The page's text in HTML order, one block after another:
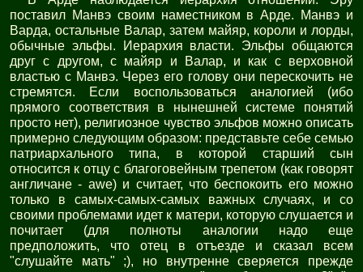
поставил Манвэ своим наместником в Арде. Манвэ и
Варда, остальные Валар, затем майяр, короли и лорды,
обычные эльфы. Иерархия власти. Эльфы общаются
друг с другом, с майяр и Валар, и как с верховной
властью с Манвэ. Через его голову они перескочить не
стремятся. Если воспользоваться аналогией (ибо
прямого соответствия в нынешней системе понятий
просто нет), религиозное чувство эльфов можно описать
примерно следующим образом: представьте себе семью
патриархального типа, в которой старший сын
относится к отцу с благоговейным трепетом (как говорят
англичане - awe) и считает, что беспокоить его можно
только в самых-самых-самых важных случаях, и со
своими проблемами идет к матери, которую слушается и
почитает (для полноты аналогии надо еще
предположить, что отец в отъезде и сказал всем
"слушайте мать" ;), но внутренне сверяется прежде